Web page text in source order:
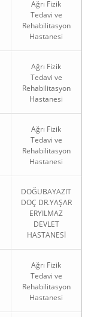
Ağrı Fizik
Tedavi ve
Rehabilitasyon
Hastanesi
Ağrı Fizik
Tedavi ve
Rehabilitasyon
Hastanesi
Ağrı Fizik
Tedavi ve
Rehabilitasyon
Hastanesi
DOĞUBAYAZIT
DOÇ DR.YAŞAR
ERYILMAZ
DEVLET
HASTANESİ
Ağrı Fizik
Tedavi ve
Rehabilitasyon
Hastanesi